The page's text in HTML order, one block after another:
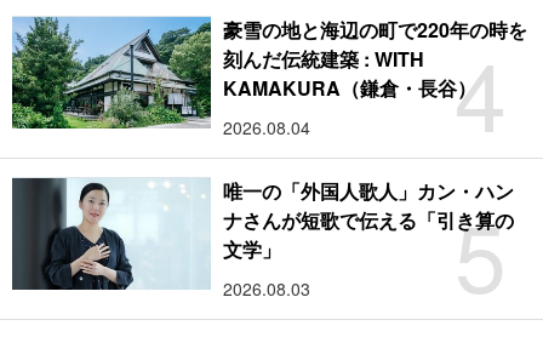
4
豪雪の地と海辺の町で220年の時を
刻んだ伝統建築 : WITH
KAMAKURA（鎌倉・長谷）
2026.08.04
5
唯一の「外国人歌人」カン・ハン
ナさんが短歌で伝える「引き算の
文学」
2026.08.03